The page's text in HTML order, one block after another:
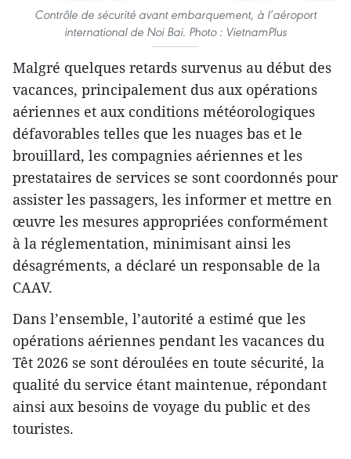
Contrôle de sécurité avant embarquement, à l’aéroport
international de Noi Bai. Photo : VietnamPlus
Malgré quelques retards survenus au début des
vacances, principalement dus aux opérations
aériennes et aux conditions météorologiques
défavorables telles que les nuages bas et le
brouillard, les compagnies aériennes et les
prestataires de services se sont coordonnés pour
assister les passagers, les informer et mettre en
œuvre les mesures appropriées conformément
à la réglementation, minimisant ainsi les
désagréments, a déclaré un responsable de la
CAAV.
Dans l’ensemble, l’autorité a estimé que les
opérations aériennes pendant les vacances du
Têt 2026 se sont déroulées en toute sécurité, la
qualité du service étant maintenue, répondant
ainsi aux besoins de voyage du public et des
touristes.